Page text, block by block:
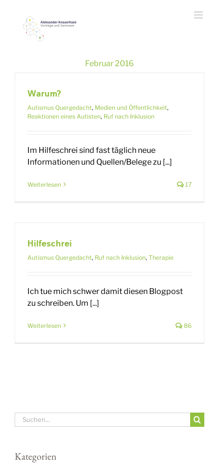
springen
Februar 2016
Warum?
Autismus Quergedacht, Medien und Öffentlichkeit,
Reaktionen eines Autisten, Ruf nach Inklusion
Im Hilfeschrei sind fast täglich neue
Informationen und Quellen/Belege zu [...]
Weiterlesen 17
Hilfeschrei
Autismus Quergedacht, Ruf nach Inklusion, Therapie
Ich tue mich schwer damit diesen Blogpost
zu schreiben. Um [...]
Weiterlesen 86
Suche
nach:
Kategorien